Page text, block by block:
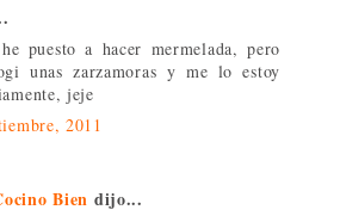
puesto a hacer mermelada, pero
unas zarzamoras y me lo estoy
jeje
2011
Bien dijo...